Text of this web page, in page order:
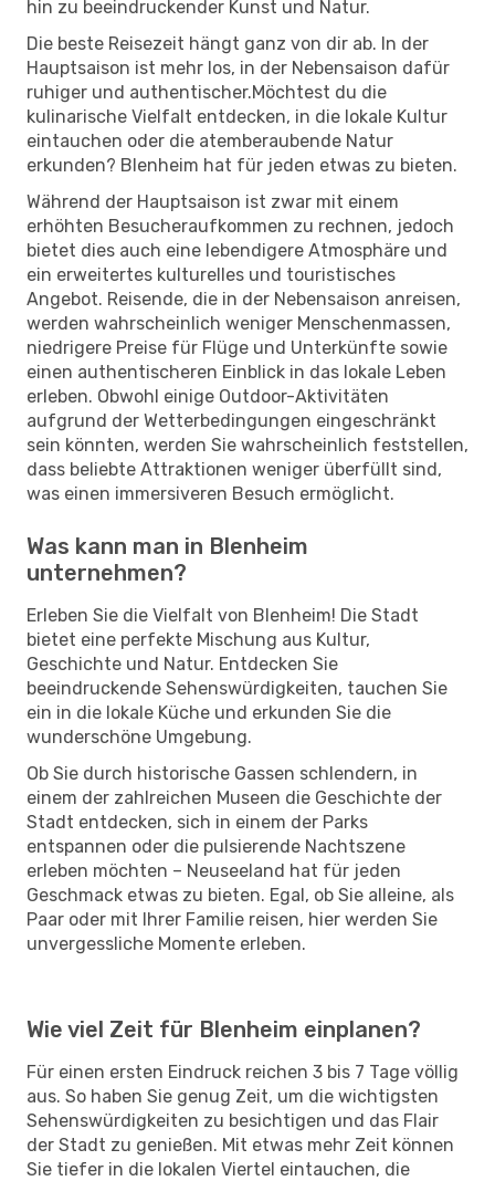
hin zu beeindruckender Kunst und Natur.
Die beste Reisezeit hängt ganz von dir ab. In der
Hauptsaison ist mehr los, in der Nebensaison dafür
ruhiger und authentischer.Möchtest du die
kulinarische Vielfalt entdecken, in die lokale Kultur
eintauchen oder die atemberaubende Natur
erkunden? Blenheim hat für jeden etwas zu bieten.
Während der Hauptsaison ist zwar mit einem
erhöhten Besucheraufkommen zu rechnen, jedoch
bietet dies auch eine lebendigere Atmosphäre und
ein erweitertes kulturelles und touristisches
Angebot. Reisende, die in der Nebensaison anreisen,
werden wahrscheinlich weniger Menschenmassen,
niedrigere Preise für Flüge und Unterkünfte sowie
einen authentischeren Einblick in das lokale Leben
erleben. Obwohl einige Outdoor-Aktivitäten
aufgrund der Wetterbedingungen eingeschränkt
sein könnten, werden Sie wahrscheinlich feststellen,
dass beliebte Attraktionen weniger überfüllt sind,
was einen immersiveren Besuch ermöglicht.
Was kann man in Blenheim
unternehmen?
Erleben Sie die Vielfalt von Blenheim! Die Stadt
bietet eine perfekte Mischung aus Kultur,
Geschichte und Natur. Entdecken Sie
beeindruckende Sehenswürdigkeiten, tauchen Sie
ein in die lokale Küche und erkunden Sie die
wunderschöne Umgebung.
Ob Sie durch historische Gassen schlendern, in
einem der zahlreichen Museen die Geschichte der
Stadt entdecken, sich in einem der Parks
entspannen oder die pulsierende Nachtszene
erleben möchten – Neuseeland hat für jeden
Geschmack etwas zu bieten. Egal, ob Sie alleine, als
Paar oder mit Ihrer Familie reisen, hier werden Sie
unvergessliche Momente erleben.
Wie viel Zeit für Blenheim einplanen?
Für einen ersten Eindruck reichen 3 bis 7 Tage völlig
aus. So haben Sie genug Zeit, um die wichtigsten
Sehenswürdigkeiten zu besichtigen und das Flair
der Stadt zu genießen. Mit etwas mehr Zeit können
Sie tiefer in die lokalen Viertel eintauchen, die